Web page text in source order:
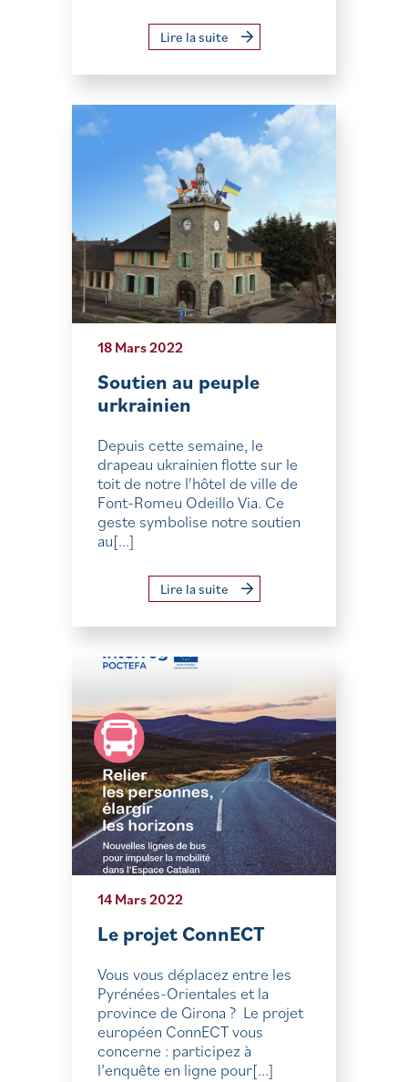
Lire la suite
18 Mars 2022
Soutien au peuple
urkrainien
Depuis cette semaine, le
drapeau ukrainien flotte sur le
toit de notre l'hôtel de ville de
Font-Romeu Odeillo Via. Ce
geste symbolise notre soutien
au[...]
Lire la suite
14 Mars 2022
Le projet ConnECT
Vous vous déplacez entre les
Pyrénées-Orientales et la
province de Girona ? Le projet
européen ConnECT vous
concerne : participez à
l’enquête en ligne pour[...]